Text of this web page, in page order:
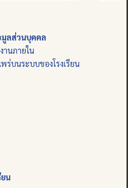
มูลส่วนบุคคล
านภายใน
ร่บนระบบของโรงเรียน
ยน